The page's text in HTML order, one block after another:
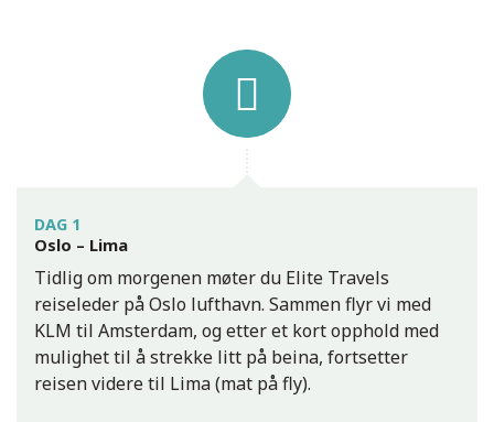
post@elitetravel.no
elitetravel.no
Kontaktskjema Ring oss
DAG 1
Oslo – Lima
Tidlig om morgenen møter du Elite Travels
reiseleder på Oslo lufthavn. Sammen flyr vi med
KLM til Amsterdam, og etter et kort opphold med
mulighet til å strekke litt på beina, fortsetter
reisen videre til Lima (mat på fly).